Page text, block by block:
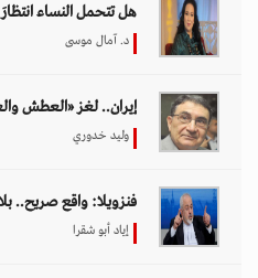
هل تتحمل النساء انتظارَ 286
د. آمال موسى
إيران.. لغز «العطش
وليد خدوري
فنزويلا: واقع صريح..
إياد أبو شقرا